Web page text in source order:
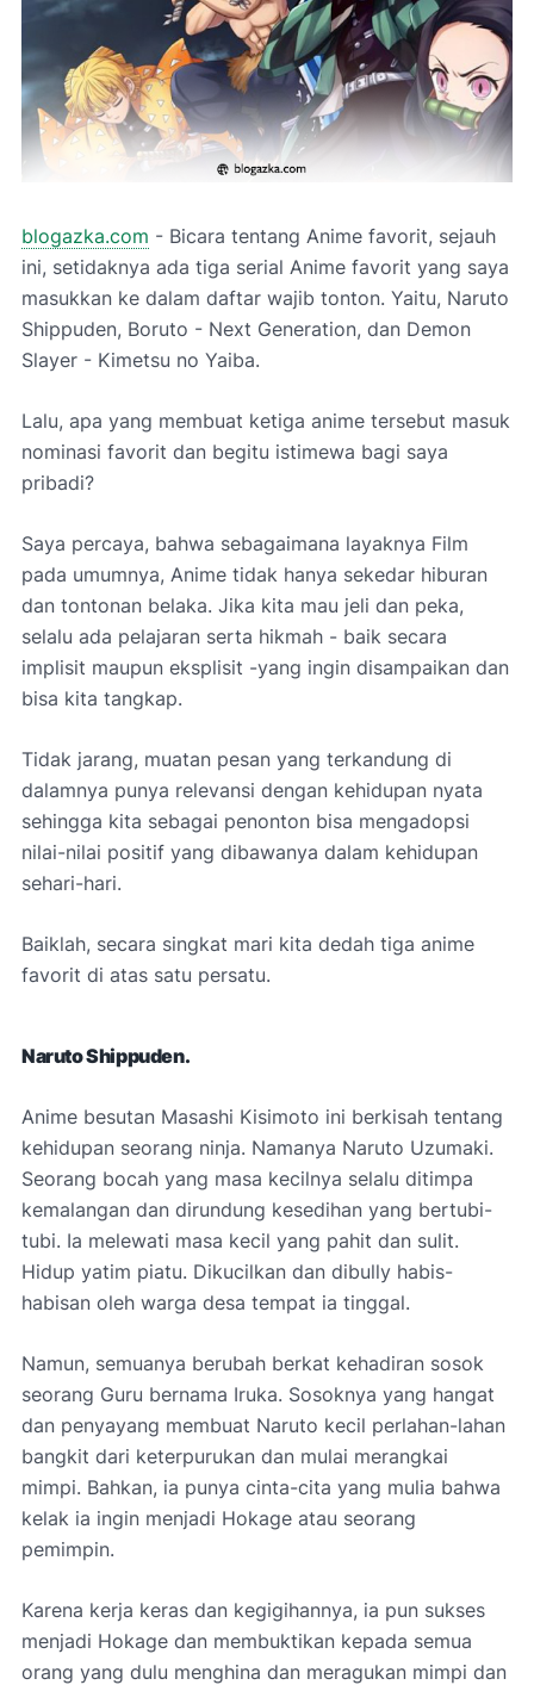
blogazka.com - Bicara tentang Anime favorit, sejauh
ini, setidaknya ada tiga serial Anime favorit yang saya
masukkan ke dalam daftar wajib tonton. Yaitu, Naruto
Shippuden, Boruto - Next Generation, dan Demon
Slayer - Kimetsu no Yaiba.
Lalu, apa yang membuat ketiga anime tersebut masuk
nominasi favorit dan begitu istimewa bagi saya
pribadi?
Saya percaya, bahwa sebagaimana layaknya Film
pada umumnya, Anime tidak hanya sekedar hiburan
dan tontonan belaka. Jika kita mau jeli dan peka,
selalu ada pelajaran serta hikmah - baik secara
implisit maupun eksplisit -yang ingin disampaikan dan
bisa kita tangkap.
Tidak jarang, muatan pesan yang terkandung di
dalamnya punya relevansi dengan kehidupan nyata
sehingga kita sebagai penonton bisa mengadopsi
nilai-nilai positif yang dibawanya dalam kehidupan
sehari-hari.
Baiklah, secara singkat mari kita dedah tiga anime
favorit di atas satu persatu.
Naruto Shippuden.
Anime besutan Masashi Kisimoto ini berkisah tentang
kehidupan seorang ninja. Namanya Naruto Uzumaki.
Seorang bocah yang masa kecilnya selalu ditimpa
kemalangan dan dirundung kesedihan yang bertubi-
tubi. Ia melewati masa kecil yang pahit dan sulit.
Hidup yatim piatu. Dikucilkan dan dibully habis-
habisan oleh warga desa tempat ia tinggal.
Namun, semuanya berubah berkat kehadiran sosok
seorang Guru bernama Iruka. Sosoknya yang hangat
dan penyayang membuat Naruto kecil perlahan-lahan
bangkit dari keterpurukan dan mulai merangkai
mimpi. Bahkan, ia punya cinta-cita yang mulia bahwa
kelak ia ingin menjadi Hokage atau seorang
pemimpin.
Karena kerja keras dan kegigihannya, ia pun sukses
menjadi Hokage dan membuktikan kepada semua
orang yang dulu menghina dan meragukan mimpi dan